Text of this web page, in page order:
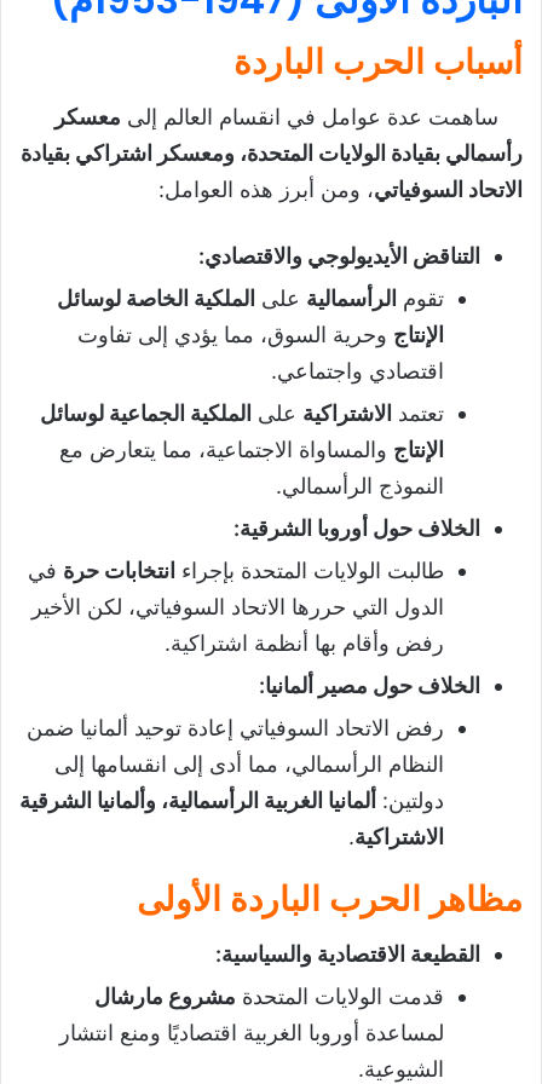
أسباب الحرب الباردة
ساهمت عدة عوامل في انقسام العالم إلى معسكر
رأسمالي بقيادة الولايات المتحدة، ومعسكر اشتراكي بقيادة
الاتحاد السوفياتي، ومن أبرز هذه العوامل:
التناقض الأيديولوجي والاقتصادي:
تقوم الرأسمالية على الملكية الخاصة لوسائل
الإنتاج وحرية السوق، مما يؤدي إلى تفاوت
اقتصادي واجتماعي.
تعتمد الاشتراكية على الملكية الجماعية لوسائل
الإنتاج والمساواة الاجتماعية، مما يتعارض مع
النموذج الرأسمالي.
الخلاف حول أوروبا الشرقية:
طالبت الولايات المتحدة بإجراء انتخابات حرة في
الدول التي حررها الاتحاد السوفياتي، لكن الأخير
رفض وأقام بها أنظمة اشتراكية.
الخلاف حول مصير ألمانيا:
رفض الاتحاد السوفياتي إعادة توحيد ألمانيا ضمن
النظام الرأسمالي، مما أدى إلى انقسامها إلى
دولتين: ألمانيا الغربية الرأسمالية، وألمانيا الشرقية
الاشتراكية.
مظاهر الحرب الباردة الأولى
القطيعة الاقتصادية والسياسية:
قدمت الولايات المتحدة مشروع مارشال
لمساعدة أوروبا الغربية اقتصاديًا ومنع انتشار
الشيوعية.